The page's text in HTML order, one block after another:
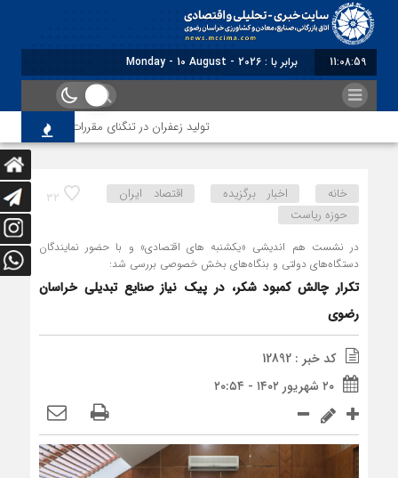
11:09:01 برابر با : Monday - 10 August - 2026
تولید زعفران در تنگنای مقررات ارزی و افزایش
32 خانه اخبار برگزیده
اقتصاد ایران
حوزه ریاست
در نشست هم اندیشی «یکشنبه های اقتصادی» و با حضور نمایندگان
دستگاه‌های دولتی و بنگاه‌های بخش خصوصی بررسی شد:
تکرار چالش کمبود شکر، در پیک نیاز صنایع تبدیلی خراسان
رضوی
کد خبر : 12892
۲۰ شهریور ۱۴۰۲ - ۲۰:۵۴